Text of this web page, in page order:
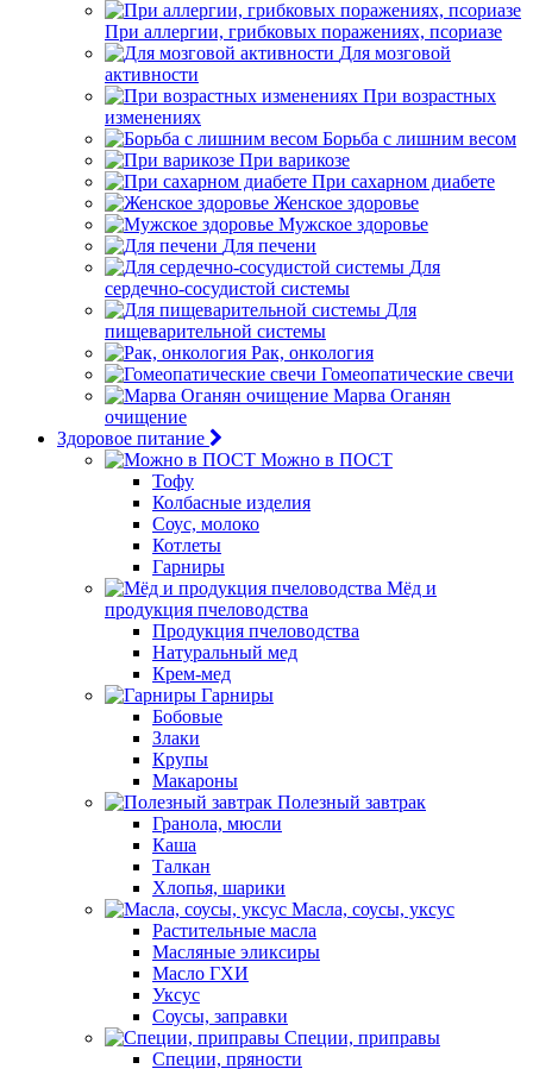
При аллергии, грибковых поражениях, псориазе
Для мозговой
активности
При возрастных
изменениях
Борьба с лишним весом
При варикозе
При сахарном диабете
Женское здоровье
Мужское здоровье
Для печени
Для
сердечно-сосудистой системы
Для
пищеварительной системы
Рак, онкология
Гомеопатические свечи
Марва Оганян
очищение
Здоровое питание
Можно в ПОСТ
Тофу
Колбасные изделия
Соус, молоко
Котлеты
Гарниры
Мёд и
продукция пчеловодства
Продукция пчеловодства
Натуральный мед
Крем-мед
Гарниры
Бобовые
Злаки
Крупы
Макароны
Полезный завтрак
Гранола, мюсли
Каша
Талкан
Хлопья, шарики
Масла, соусы, уксус
Растительные масла
Масляные эликсиры
Масло ГХИ
Уксус
Соусы, заправки
Специи, приправы
Специи, пряности